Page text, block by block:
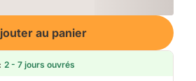
au panier
: 2 - 7 jours ouvrés